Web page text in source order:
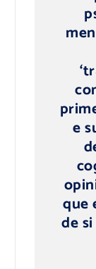
e
que
de